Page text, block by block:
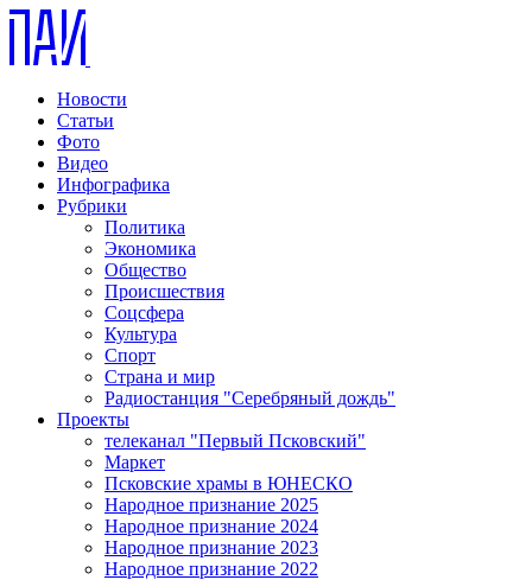
Новости
Статьи
Фото
Видео
Инфографика
Рубрики
Политика
Экономика
Общество
Происшествия
Соцсфера
Культура
Спорт
Страна и мир
Радиостанция "Серебряный дождь"
Проекты
телеканал "Первый Псковский"
Маркет
Псковские храмы в ЮНЕСКО
Народное признание 2025
Народное признание 2024
Народное признание 2023
Народное признание 2022